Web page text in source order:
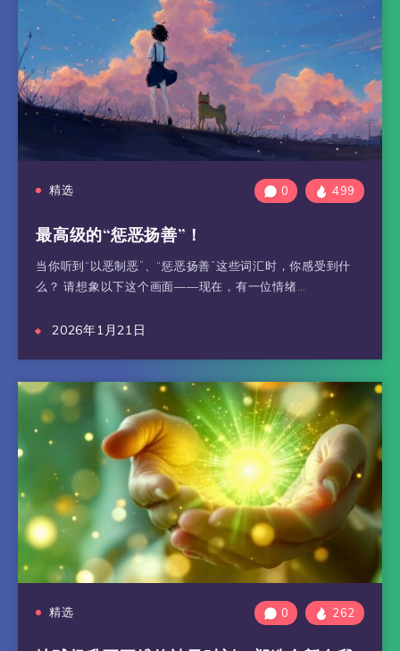
精选 0 499
最高级的“惩恶扬善”！
当你听到“以恶制恶”、“惩恶扬善”这些词汇时，你感受到什
么？ 请想象以下这个画面——现在，有一位情绪…
2026年1月21日
精选 0 262